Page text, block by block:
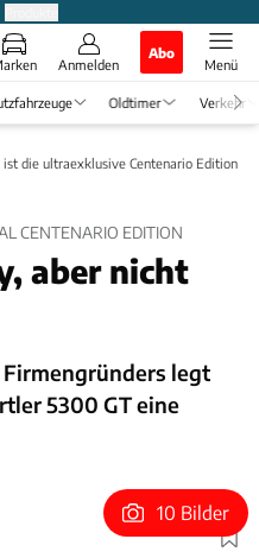
Anmelden
Abo
Menü
Oldtimer Verkehr
die ultraexklusive Centenario Edition
CENTENARIO EDITION
aber nicht
legt
5300 GT eine
Foto: Bizzarrini
10 Bilder